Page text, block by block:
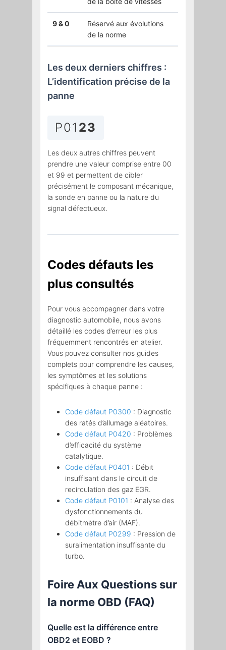
9 & 0
Réservé aux évolutions
de la norme
Les deux derniers chiffres :
L’identification précise de la
panne
P01 23
Les deux autres chiffres peuvent
prendre une valeur comprise entre 00
et 99 et permettent de cibler
précisément le composant mécanique,
la sonde en panne ou la nature du
signal défectueux.
Codes défauts les
plus consultés
Pour vous accompagner dans votre
diagnostic automobile, nous avons
détaillé les codes d’erreur les plus
fréquemment rencontrés en atelier.
Vous pouvez consulter nos guides
complets pour comprendre les causes,
les symptômes et les solutions
spécifiques à chaque panne :
Code défaut P0300 : Diagnostic
des ratés d’allumage aléatoires.
Code défaut P0420 : Problèmes
d’efficacité du système
catalytique.
Code défaut P0401 : Débit
insuffisant dans le circuit de
recirculation des gaz EGR.
Code défaut P0101 : Analyse des
dysfonctionnements du
débitmètre d’air (MAF).
Code défaut P0299 : Pression de
suralimentation insuffisante du
turbo.
Foire Aux Questions sur
la norme OBD (FAQ)
Quelle est la différence entre
OBD2 et EOBD ?